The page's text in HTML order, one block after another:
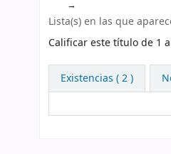
Lista(s) en las que
Valoración
Calificar este título de 1
Existencias ( 2 )